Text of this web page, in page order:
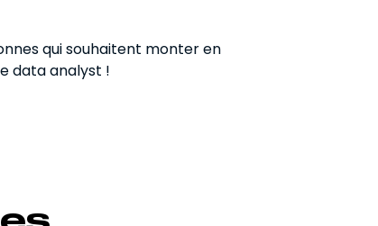
qui souhaitent monter en
data analyst !